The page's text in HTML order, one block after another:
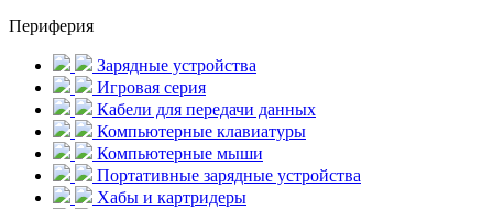
Периферия
Зарядные устройства
Игровая серия
Кабели для передачи данных
Компьютерные клавиатуры
Компьютерные мыши
Портативные зарядные устройства
Хабы и картридеры